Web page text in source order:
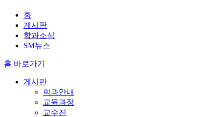
홈
게시판
학과소식
SM뉴스
홈 바로가기
게시판
학과안내
교육과정
교수진